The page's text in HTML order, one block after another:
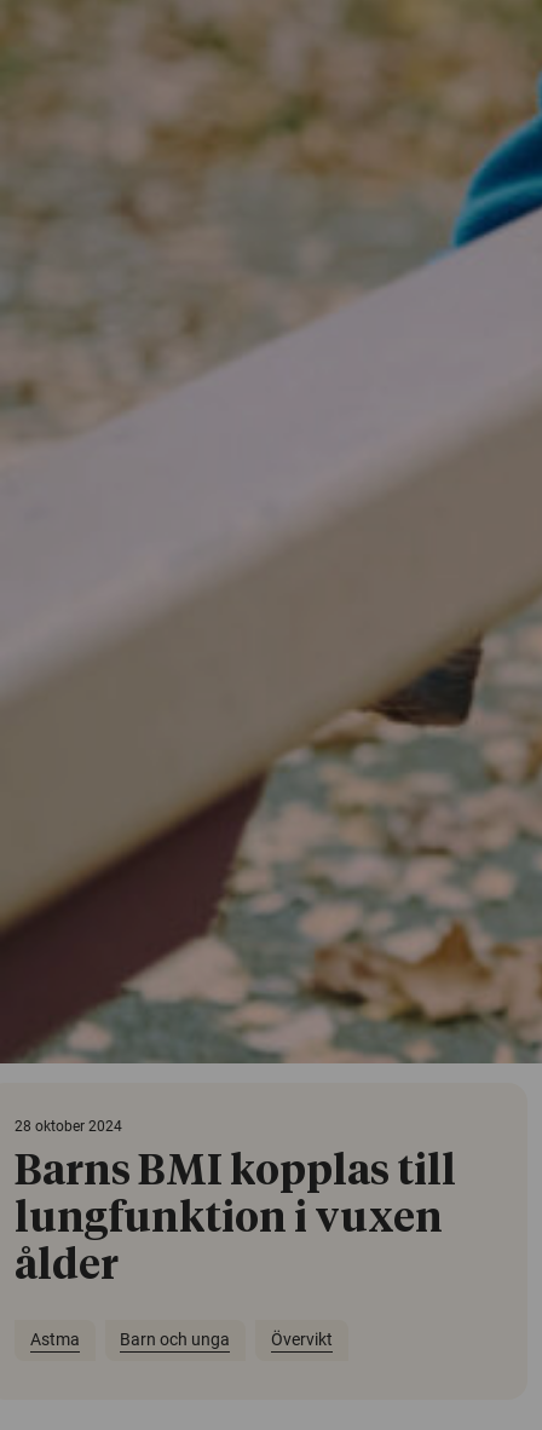
28 oktober 2024
Barns BMI kopplas till
lungfunktion i vuxen
ålder
Astma Barn och unga Övervikt